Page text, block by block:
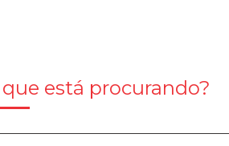
que está procurando?